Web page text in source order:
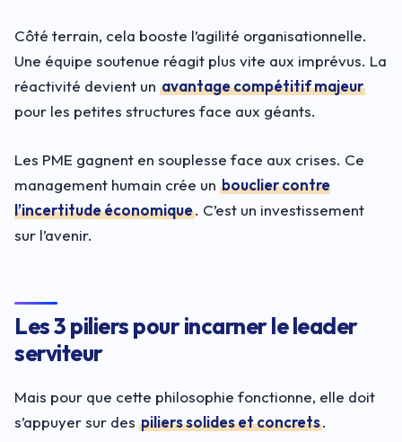
Côté terrain, cela booste l’agilité organisationnelle.
Une équipe soutenue réagit plus vite aux imprévus. La
réactivité devient un avantage compétitif majeur
pour les petites structures face aux géants.
Les PME gagnent en souplesse face aux crises. Ce
management humain crée un bouclier contre
l’incertitude économique. C’est un investissement
sur l’avenir.
Les 3 piliers pour incarner le leader
serviteur
Mais pour que cette philosophie fonctionne, elle doit
s’appuyer sur des piliers solides et concrets.